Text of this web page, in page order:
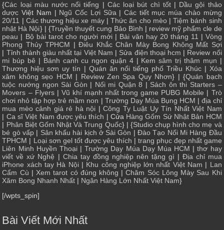
{Các loại màu nước nổi tiếng | Các loại bút chì tốt| Dầu gội thảo
dược Việt Nam | Ngũ Cốc Lợi Sữa| Các tiết mục múa chào mừng
20/11 | Các thương hiệu xe máy|Thức ăn cho mèo|Tiệm bánh sinh
nhật Hà Nội} | {Truyền thuyết cung Bảo Bình | review mỹ phẩm cle de
peau | Bộ bài tarot cho người mới| Bài văn hay 20 tháng 11 | Vòng
Phong Thủy TPHCM |Điêu Khắc Chân Mày Bong Không Mất Sợi
| Tỉnh thành giàu nhất tại Việt Nam | Sửa điện thoại hcm | Review nối
mi búp bê | Bánh canh cu ngon quận 4| Kem sâm trị thâm mụn |
Thương hiệu sơn uy tín | Quán ăn nổi tiếng phố Triều Khúc| Xóa
xăm không sẹo HCM | Review Zen Spa Quy Nhơn} | {Quán bạch
tuộc nướng ngon Sài Gòn | Nối mi Quận 8 | Sách ôn thi Starters –
Movers – Flyers| Vũ khí mạnh nhất trong game PUBG Mobile | Trò
chơi nhỏ tập hợp trẻ mầm non | Trường Dạy Múa Bụng HCM | địa chỉ
mua mèo cảnh giá rẻ hà nội |Công Ty Luật Uy Tín Nhất Việt Nam
| Ca sĩ Việt Nam được yêu thích | Cửa Hàng Gốm Sứ Nhật Bản HCM
| Phân Biệt Gốm Nhật Và Trung Quốc} | {Studio chụp hình cho mẹ và
bé gò vấp | Sân khấu hài kịch ở Sài Gòn |Đào Tạo Nối Mi Hàng Đầu
TPHCM | Loại sơn gel tốt được yêu thích | trang phục đẹp nhất game
Liên Minh Huyền Thoại|Trường Dạy Múa Dạy Múa HCM |thơ hay
viết về xứ Nghệ | Chia tay đồng nghiệp nên tặng gì | Địa chỉ mua
iPhone xách tay Hà Nội| Khu công nghiệp lớn nhất Việt Nam | Lan
Cẩm Cù |Xem tarot có đúng không |Chăm Sóc Lông Mày Sau Khi
Xăm Bong Nhanh Nhất | Ngân Hàng Lớn Nhất Việt Nam}
[/wpts_spin]
Bài Viết Mới Nhất